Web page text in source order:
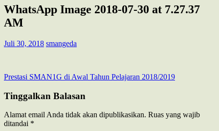
WhatsApp Image 2018-07-30 at 7.27.37
AM
Juli 30, 2018 smangeda
Navigasi
pos
Prestasi SMAN1G di Awal Tahun Pelajaran 2018/2019
Tinggalkan Balasan
Alamat email Anda tidak akan dipublikasikan. Ruas yang wajib
ditandai *